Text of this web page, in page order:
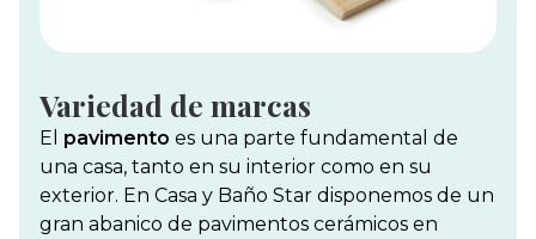
Variedad de marcas
El pavimento es una parte fundamental de
una casa, tanto en su interior como en su
exterior. En Casa y Baño Star disponemos de un
gran abanico de pavimentos cerámicos en